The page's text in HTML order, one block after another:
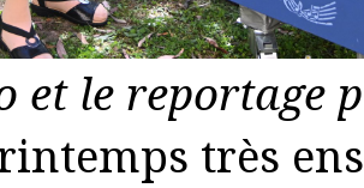
et le reportage
très